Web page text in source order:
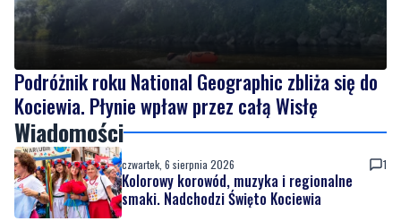
Podróżnik roku National Geographic zbliża się do
Kociewia. Płynie wpław przez całą Wisłę
Wiadomości
czwartek, 6 sierpnia 2026
Kolorowy korowód, muzyka i regionalne
smaki. Nadchodzi Święto Kociewia
czwartek, 6 sierpnia 2026
Gazowe przygotowania do zimy. Polska lepiej